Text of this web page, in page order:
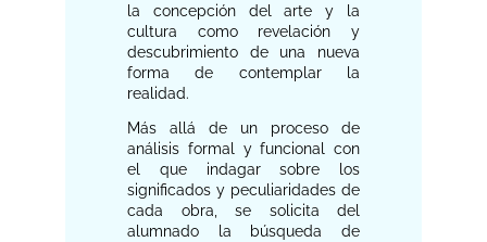
la concepción del arte y la
cultura como revelación y
descubrimiento de una nueva
forma de contemplar la
realidad.
Más allá de un proceso de
análisis formal y funcional con
el que indagar sobre los
significados y peculiaridades de
cada obra, se solicita del
alumnado la búsqueda de